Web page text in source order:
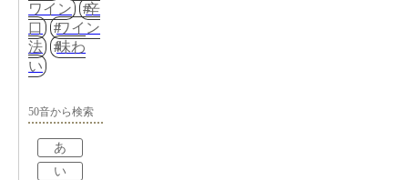
ワイン
辛
口
ワイン
法
味わ
い
50音から検索
あ
い